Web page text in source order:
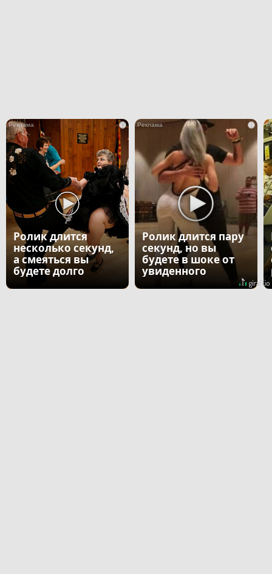
i
Ролик длится
несколько секунд,
а смеяться вы
будете долго
i
Ролик длится пару
секунд, но вы
будете в шоке от
увиденного